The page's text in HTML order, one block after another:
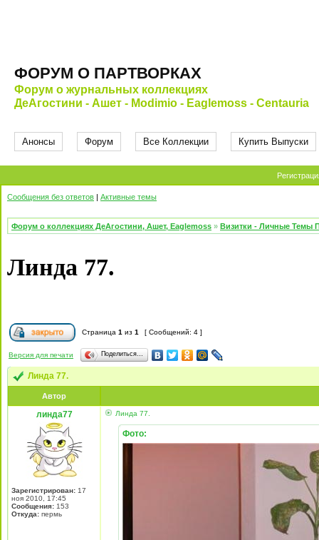
ФОРУМ О ПАРТВОРКАХ
Форум о журнальных коллекциях
ДеАгостини - Ашет - Modimio - Eaglemoss - Centauria
Анонсы Форум Все Коллекции Купить Выпуски
Сообщения без ответов | Активные темы
Форум о коллекциях ДеАгостини, Ашет, Eaglemoss » Визитки - Личные Темы
Линда 77.
Страница 1 из 1 [ Сообщений: 4 ]
Версия для печати Поделиться…
Линда 77.
Автор
линда77
Зарегистрирован: 17
ноя 2010, 17:45
Сообщения: 153
Откуда: пермь
Линда 77.
Фото: